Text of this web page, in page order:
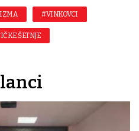
#VINKOVCI
ŠETNJE